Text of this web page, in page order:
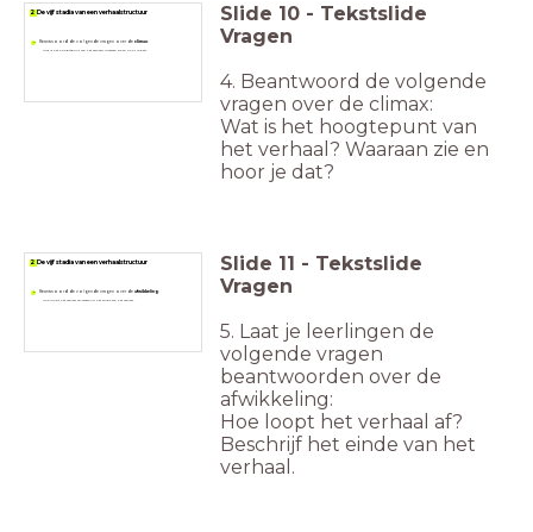
Beantwoord de volgende vragen over de climax
4.
Wat is het hoogtepunt van het verhaal? Waaraan zie en hoor je dat?
2 De vijf stadia van een verhaalstructuur Slide 10 - Tekstslide
Vragen
4. Beantwoord de volgende
vragen over de climax:
Wat is het hoogtepunt van
het verhaal? Waaraan zie en
hoor je dat?
Beantwoord de volgende vragen over de afwikkeling
Hoe loopt het verhaal af? Beschrijf het einde van het verhaal.
2 De vijf stadia van een verhaalstructuur
5.
Slide 11 - Tekstslide
Vragen
5. Laat je leerlingen de
volgende vragen
beantwoorden over de
afwikkeling:
Hoe loopt het verhaal af?
Beschrijf het einde van het
verhaal.